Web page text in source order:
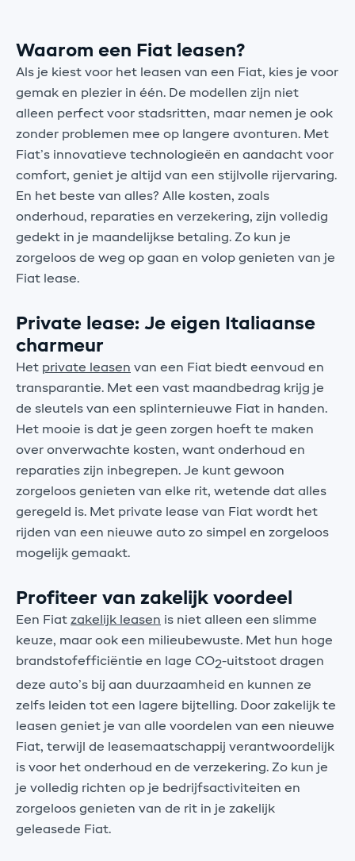
Waarom een Fiat leasen?
Als je kiest voor het leasen van een Fiat, kies je voor
gemak en plezier in één. De modellen zijn niet
alleen perfect voor stadsritten, maar nemen je ook
zonder problemen mee op langere avonturen. Met
Fiat’s innovatieve technologieën en aandacht voor
comfort, geniet je altijd van een stijlvolle rijervaring.
En het beste van alles? Alle kosten, zoals
onderhoud, reparaties en verzekering, zijn volledig
gedekt in je maandelijkse betaling. Zo kun je
zorgeloos de weg op gaan en volop genieten van je
Fiat lease.
Private lease: Je eigen Italiaanse
charmeur
Het private leasen van een Fiat biedt eenvoud en
transparantie. Met een vast maandbedrag krijg je
de sleutels van een splinternieuwe Fiat in handen.
Het mooie is dat je geen zorgen hoeft te maken
over onverwachte kosten, want onderhoud en
reparaties zijn inbegrepen. Je kunt gewoon
zorgeloos genieten van elke rit, wetende dat alles
geregeld is. Met private lease van Fiat wordt het
rijden van een nieuwe auto zo simpel en zorgeloos
mogelijk gemaakt.
Profiteer van zakelijk voordeel
Een Fiat zakelijk leasen is niet alleen een slimme
keuze, maar ook een milieubewuste. Met hun hoge
brandstofefficiëntie en lage CO2-uitstoot dragen
deze auto’s bij aan duurzaamheid en kunnen ze
zelfs leiden tot een lagere bijtelling. Door zakelijk te
leasen geniet je van alle voordelen van een nieuwe
Fiat, terwijl de leasemaatschappij verantwoordelijk
is voor het onderhoud en de verzekering. Zo kun je
je volledig richten op je bedrijfsactiviteiten en
zorgeloos genieten van de rit in je zakelijk
geleasede Fiat.